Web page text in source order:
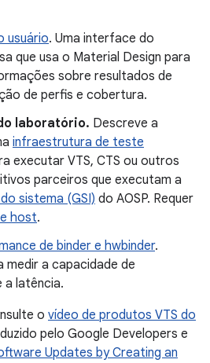
usuário. Uma interface do
que usa o Material Design para
sobre resultados de
de perfis e cobertura.
laboratório. Descreve a
infraestrutura de teste
executar VTS, CTS ou outros
parceiros que executam a
sistema (GSI) do AOSP. Requer
host.
de binder e hwbinder.
medir a capacidade de
a latência.
o vídeo de produtos VTS do
pelo Google Developers e
Updates by Creating an